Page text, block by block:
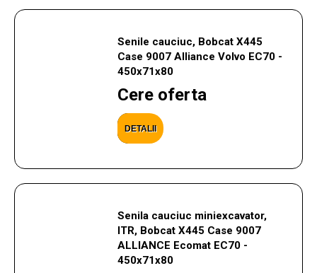
Senile cauciuc, Bobcat X445
Case 9007 Alliance Volvo EC70 -
450x71x80
Cere oferta
DETALII
Senila cauciuc miniexcavator,
ITR, Bobcat X445 Case 9007
ALLIANCE Ecomat EC70 -
450x71x80